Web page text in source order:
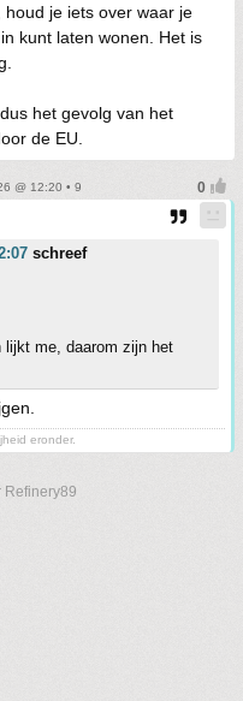
je iets over waar je
kunt laten wonen. Het is
het gevolg van het
de EU.
@ 12:20 • 9
schreef
lijkt me, daarom zijn het
eronder.
Refinery89